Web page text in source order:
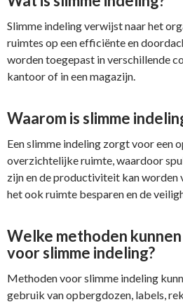
Slimme indeling verwijst naar het
ruimtes op een efficiënte en
worden toegepast in verschillende
kantoor of in een magazijn.
Waarom is slimme
Een slimme indeling zorgt voor een
overzichtelijke ruimte, waardoor
zijn en de productiviteit kan worden
het ook ruimte besparen en de
Welke methoden
voor slimme indeling?
Methoden voor slimme indeling
gebruik van opbergdozen, labels,